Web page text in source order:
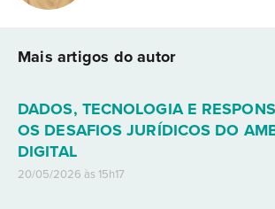
Mais artigos do autor
DADOS, TECNOLOGIA E
OS DESAFIOS JURÍDICOS DO
DIGITAL
20/05/2026 às 15h17